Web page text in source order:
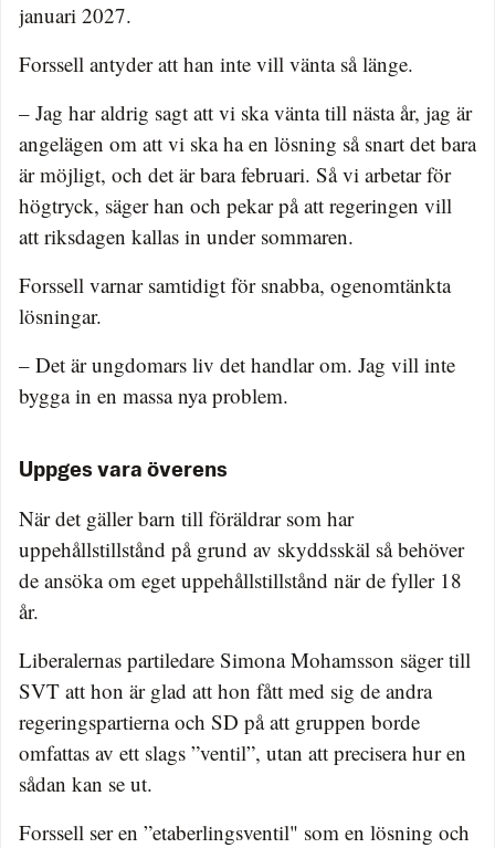
januari 2027.
Forssell antyder att han inte vill vänta så länge.
– Jag har aldrig sagt att vi ska vänta till nästa år, jag är
angelägen om att vi ska ha en lösning så snart det bara
är möjligt, och det är bara februari. Så vi arbetar för
högtryck, säger han och pekar på att regeringen vill
att riksdagen kallas in under sommaren.
Forssell varnar samtidigt för snabba, ogenomtänkta
lösningar.
– Det är ungdomars liv det handlar om. Jag vill inte
bygga in en massa nya problem.
Uppges vara överens
När det gäller barn till föräldrar som har
uppehållstillstånd på grund av skyddsskäl så behöver
de ansöka om eget uppehållstillstånd när de fyller 18
år.
Liberalernas partiledare Simona Mohamsson säger till
SVT att hon är glad att hon fått med sig de andra
regeringspartierna och SD på att gruppen borde
omfattas av ett slags ”ventil”, utan att precisera hur en
sådan kan se ut.
Forssell ser en ”etaberlingsventil" som en lösning och